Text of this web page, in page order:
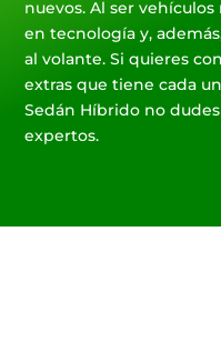
nuevos. Al ser
en tecnología y,
al volante. Si quieres
extras que tiene cada
Sedán Híbrido no
expertos.